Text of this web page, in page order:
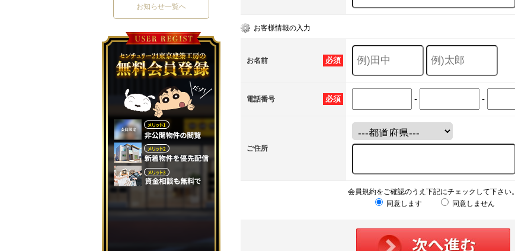
お客様情報の入力
必須
お名前
必須
電話番号 - -
ご住所
会員規約をご確認のうえ下記にチェックして下さい。
同意します
同意しません
お知らせ一覧へ